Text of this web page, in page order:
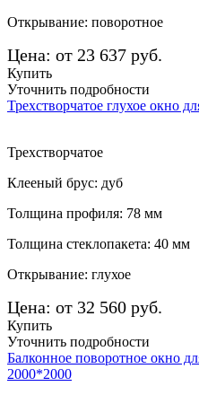
Открывание: поворотное
Цена: от 23 637 руб.
Купить
Уточнить подробности
Трехстворчатое глухое окно
Трехстворчатое
Клееный брус: дуб
Толщина профиля: 78 мм
Толщина стеклопакета: 40 мм
Открывание: глухое
Цена: от 32 560 руб.
Купить
Уточнить подробности
Балконное поворотное окно
2000*2000